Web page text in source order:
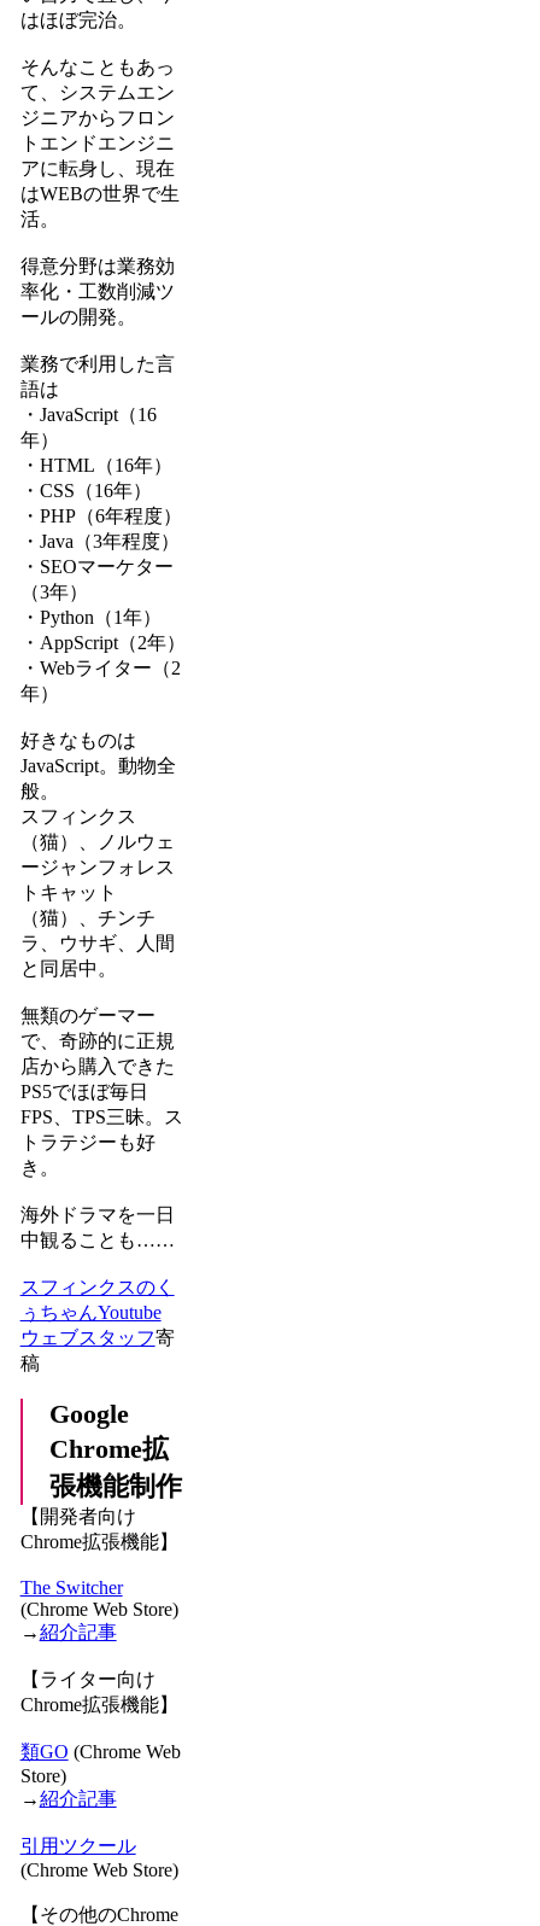
はほぼ完治。
そんなこともあっ
て、システムエン
ジニアからフロン
トエンドエンジニ
アに転身し、現在
はWEBの世界で生
活。
得意分野は業務効
率化・工数削減ツ
ールの開発。
業務で利用した言
語は
・JavaScript（16
年）
・HTML（16年）
・CSS（16年）
・PHP（6年程度）
・Java（3年程度）
・SEOマーケター
（3年）
・Python（1年）
・AppScript（2年）
・Webライター（2
年）
好きなものは
JavaScript。動物全
般。
スフィンクス
（猫）、ノルウェ
ージャンフォレス
トキャット
（猫）、チンチ
ラ、ウサギ、人間
と同居中。
無類のゲーマー
で、奇跡的に正規
店から購入できた
PS5でほぼ毎日
FPS、TPS三昧。ス
トラテジーも好
き。
海外ドラマを一日
中観ることも……
スフィンクスのく
ぅちゃんYoutube
ウェブスタッフ寄
稿
Google
Chrome拡
張機能制作
【開発者向け
Chrome拡張機能】
The Switcher
(Chrome Web Store)
→紹介記事
【ライター向け
Chrome拡張機能】
類GO (Chrome Web
Store)
→紹介記事
引用ツクール
(Chrome Web Store)
【その他のChrome